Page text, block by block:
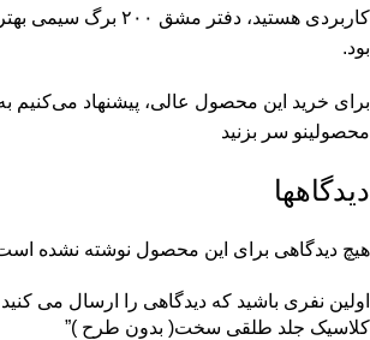
کاربردی هستید، دفتر
بود.
برای خرید این محصول عالی، پیشنهاد می‌کنیم
محصولینو سر بزنید
دیدگاهها
هیچ دیدگاهی برای این محصول نوشته نشده
کلاسیک جلد طلقی سخت( بدون طرح )”